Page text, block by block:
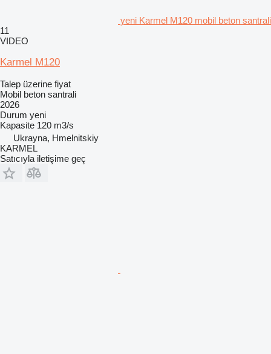
yeni Karmel M120 mobil beton santrali
11
VIDEO
Karmel M120
Talep üzerine fiyat
Mobil beton santrali
2026
Durum yeni
Kapasite 120 m3/s
Ukrayna, Hmelnitskiy
KARMEL
Satıcıyla iletişime geç